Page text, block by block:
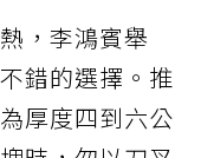
，李鴻賓舉
錯的選擇。推
厚度四到六公